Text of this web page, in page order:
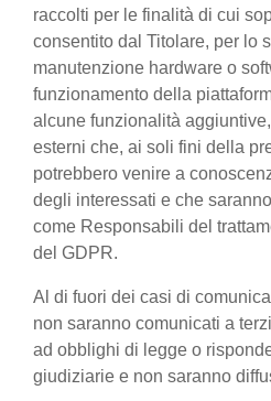
raccolti per le finalità di cui
consentito dal Titolare, per lo
manutenzione hardware o
funzionamento della
alcune funzionalità
esterni che, ai soli fini della
potrebbero venire a
degli interessati e che
come Responsabili del
del GDPR.
Al di fuori dei casi di
non saranno comunicati a
ad obblighi di legge o
giudiziarie e non saranno